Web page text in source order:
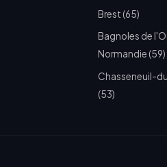
Brest (65)
Bagnoles de
Normandie (59)
Chasseneuil-
(53)